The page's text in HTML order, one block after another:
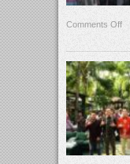
Comments Off